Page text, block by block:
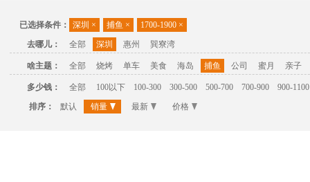
已选择条件： 深圳 × 捕鱼 × 1700-1900 ×
去哪儿：
全部 深圳 惠州 巽寮湾
啥主题： 全部 烧烤 单车 美食 海岛 捕鱼 公司 蜜月 亲子
多少钱： 全部 100以下 100-300 300-500 500-700 700-900
900-1100
排序：
默认 销量 最新 价格